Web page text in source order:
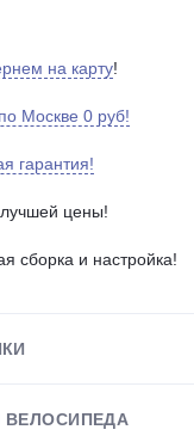
на карту!
Москве 0 руб!
гарантия!
цены!
сборка и настройка!
8 800 302-02-51
plait.ru